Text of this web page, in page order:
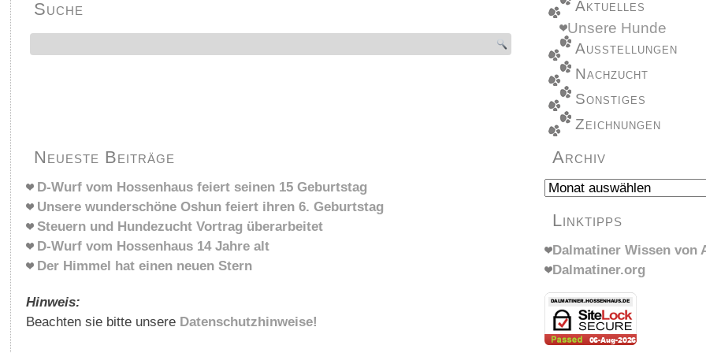
Suche
Aktuelles
Unsere Hunde
Ausstellungen
Nachzucht
Sonstiges
Zeichnungen
Neueste Beiträge
D-Wurf vom Hossenhaus feiert seinen 15 Geburtstag
Unsere wunderschöne Oshun feiert ihren 6. Geburtstag
Steuern und Hundezucht Vortrag überarbeitet
D-Wurf vom Hossenhaus 14 Jahre alt
Der Himmel hat einen neuen Stern
Archiv
Archiv
Linktipps
Dalmatiner Wissen von
Dalmatiner.org
Hinweis:
Beachten sie bitte unsere Datenschutzhinweise!